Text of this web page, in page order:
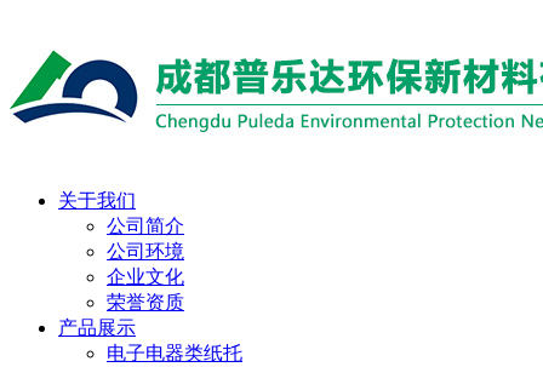
关于我们
公司简介
公司环境
企业文化
荣誉资质
产品展示
电子电器类纸托